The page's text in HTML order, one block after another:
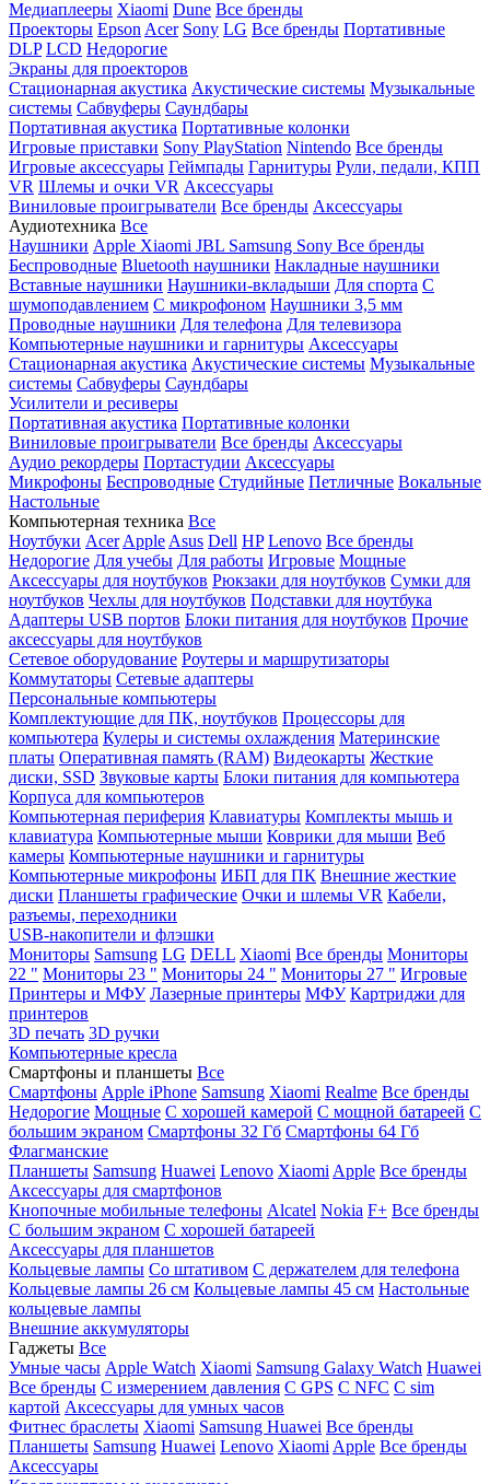
Медиаплееры Xiaomi Dune Все бренды
Проекторы Epson Acer Sony LG Все бренды Портативные
DLP LCD Недорогие
Экраны для проекторов
Стационарная акустика Акустические системы Музыкальные
системы Сабвуферы Саундбары
Портативная акустика Портативные колонки
Игровые приставки Sony PlayStation Nintendo Все бренды
Игровые аксессуары Геймпады Гарнитуры Рули, педали, КПП
VR Шлемы и очки VR Аксессуары
Виниловые проигрыватели Все бренды Аксессуары
Аудиотехника Все
Наушники Apple Xiaomi JBL Samsung Sony Все бренды
Беспроводные Bluetooth наушники Накладные наушники
Вставные наушники Наушники-вкладыши Для спорта С
шумоподавлением С микрофоном Наушники 3,5 мм
Проводные наушники Для телефона Для телевизора
Компьютерные наушники и гарнитуры Аксессуары
Стационарная акустика Акустические системы Музыкальные
системы Сабвуферы Саундбары
Усилители и ресиверы
Портативная акустика Портативные колонки
Виниловые проигрыватели Все бренды Аксессуары
Аудио рекордеры Портастудии Аксессуары
Микрофоны Беспроводные Студийные Петличные Вокальные
Настольные
Компьютерная техника Все
Ноутбуки Acer Apple Asus Dell HP Lenovo Все бренды
Недорогие Для учебы Для работы Игровые Мощные
Аксессуары для ноутбуков Рюкзаки для ноутбуков Сумки для
ноутбуков Чехлы для ноутбуков Подставки для ноутбука
Адаптеры USB портов Блоки питания для ноутбуков Прочие
аксессуары для ноутбуков
Сетевое оборудование Роутеры и маршрутизаторы
Коммутаторы Сетевые адаптеры
Персональные компьютеры
Комплектующие для ПК, ноутбуков Процессоры для
компьютера Кулеры и системы охлаждения Материнские
платы Оперативная память (RAM) Видеокарты Жесткие
диски, SSD Звуковые карты Блоки питания для компьютера
Корпуса для компьютеров
Компьютерная периферия Клавиатуры Комплекты мышь и
клавиатура Компьютерные мыши Коврики для мыши Веб
камеры Компьютерные наушники и гарнитуры
Компьютерные микрофоны ИБП для ПК Внешние жесткие
диски Планшеты графические Очки и шлемы VR Кабели,
разъемы, переходники
USB-накопители и флэшки
Мониторы Samsung LG DELL Xiaomi Все бренды Мониторы
22 " Мониторы 23 " Мониторы 24 " Мониторы 27 " Игровые
Принтеры и МФУ Лазерные принтеры МФУ Картриджи для
принтеров
3D печать 3D ручки
Компьютерные кресла
Смартфоны и планшеты Все
Смартфоны Apple iPhone Samsung Xiaomi Realme Все бренды
Недорогие Мощные С хорошей камерой С мощной батареей С
большим экраном Смартфоны 32 Гб Смартфоны 64 Гб
Флагманские
Планшеты Samsung Huawei Lenovo Xiaomi Apple Все бренды
Аксессуары для смартфонов
Кнопочные мобильные телефоны Alcatel Nokia F+ Все бренды
С большим экраном С хорошей батареей
Аксессуары для планшетов
Кольцевые лампы Со штативом C держателем для телефона
Кольцевые лампы 26 см Кольцевые лампы 45 см Настольные
кольцевые лампы
Внешние аккумуляторы
Гаджеты Все
Умные часы Apple Watch Xiaomi Samsung Galaxy Watch Huawei
Все бренды C измерением давления C GPS C NFC C sim
картой Аксессуары для умных часов
Фитнес браслеты Xiaomi Samsung Huawei Все бренды
Планшеты Samsung Huawei Lenovo Xiaomi Apple Все бренды
Аксессуары